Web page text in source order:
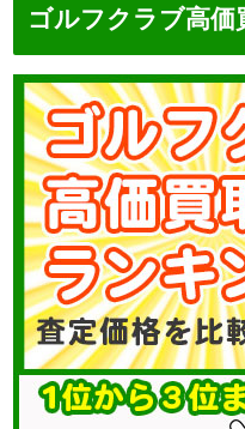
ゴルフクラブ高価